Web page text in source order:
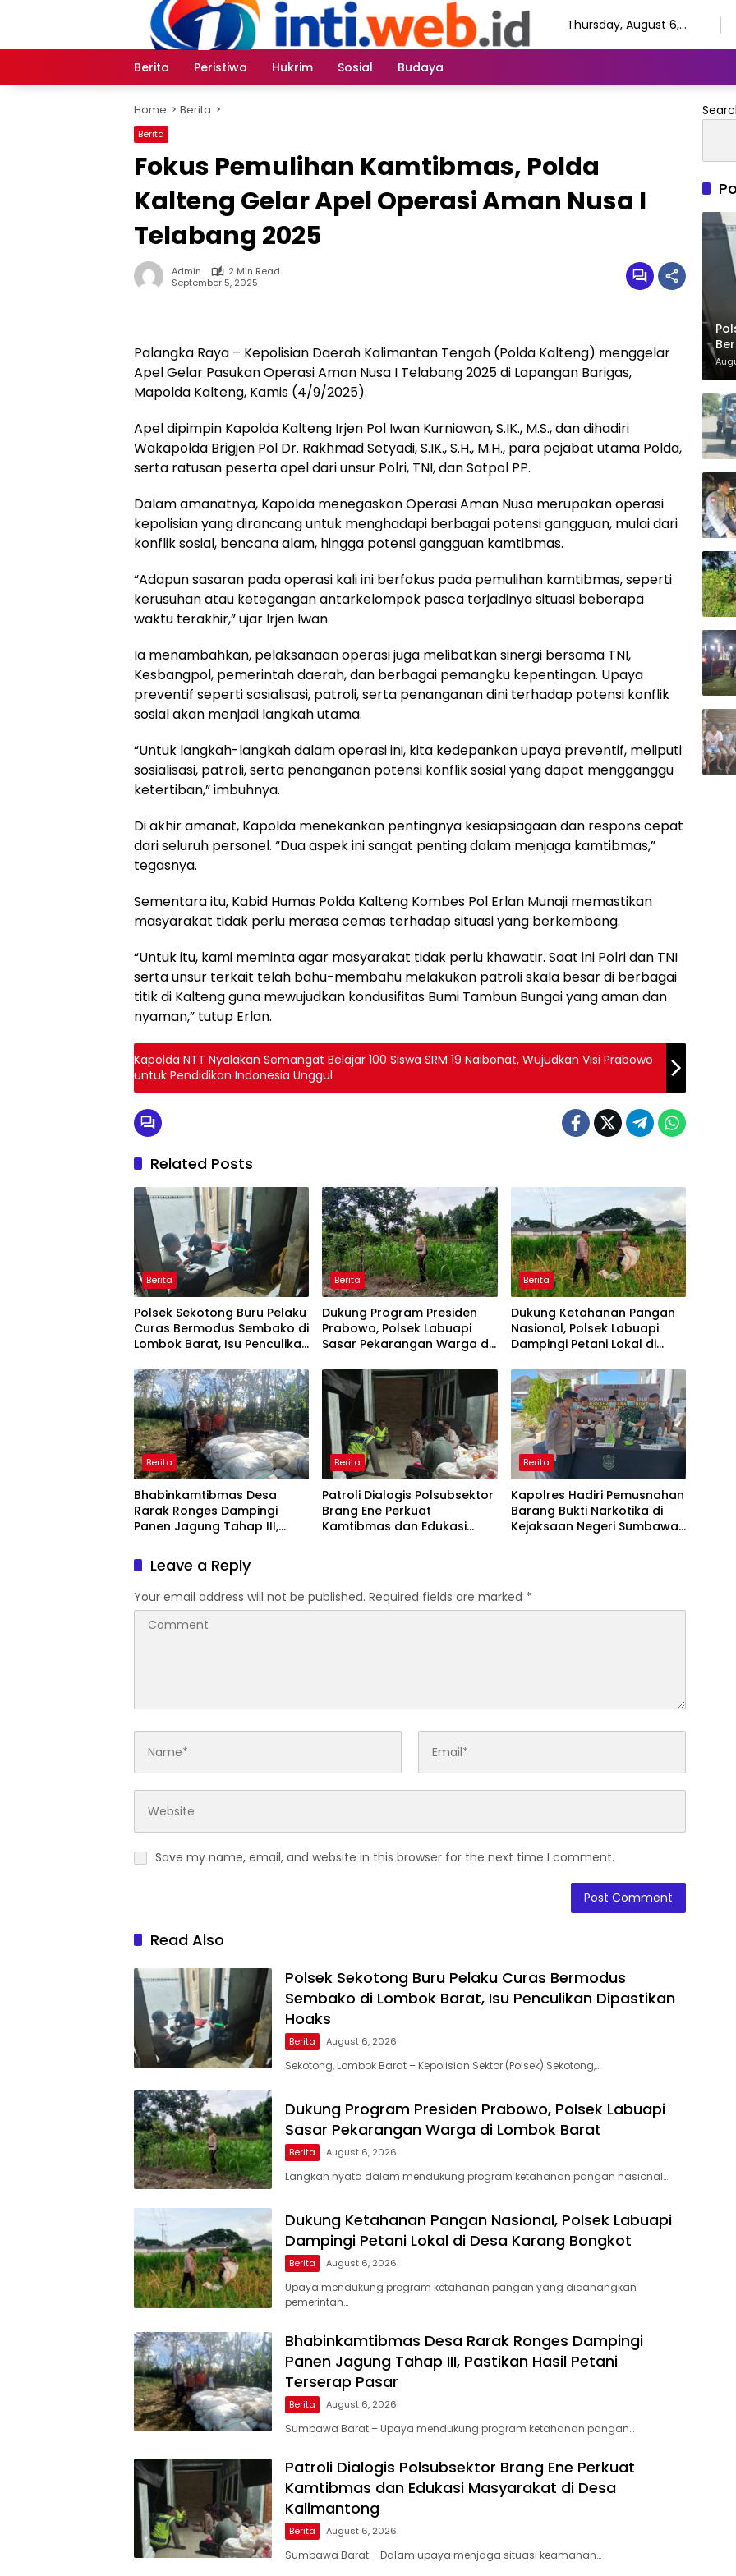
Thursday, August 6,
Berita
Peristiwa Hukrim Sosial Budaya
Home Berita
Berita
Fokus Pemulihan Kamtibmas, Polda
Kalteng Gelar Apel Operasi Aman Nusa I
Telabang 2025
Admin
2 Min Read
September 5, 2025
Palangka Raya – Kepolisian Daerah Kalimantan Tengah (Polda Kalteng) menggelar
Apel Gelar Pasukan Operasi Aman Nusa I Telabang 2025 di Lapangan Barigas,
Mapolda Kalteng, Kamis (4/9/2025).
Apel dipimpin Kapolda Kalteng Irjen Pol Iwan Kurniawan, S.IK., M.S., dan dihadiri
Wakapolda Brigjen Pol Dr. Rakhmad Setyadi, S.IK., S.H., M.H., para pejabat utama Polda,
serta ratusan peserta apel dari unsur Polri, TNI, dan Satpol PP.
Dalam amanatnya, Kapolda menegaskan Operasi Aman Nusa merupakan operasi
kepolisian yang dirancang untuk menghadapi berbagai potensi gangguan, mulai dari
konflik sosial, bencana alam, hingga potensi gangguan kamtibmas.
“Adapun sasaran pada operasi kali ini berfokus pada pemulihan kamtibmas, seperti
kerusuhan atau ketegangan antarkelompok pasca terjadinya situasi beberapa
waktu terakhir,” ujar Irjen Iwan.
Ia menambahkan, pelaksanaan operasi juga melibatkan sinergi bersama TNI,
Kesbangpol, pemerintah daerah, dan berbagai pemangku kepentingan. Upaya
preventif seperti sosialisasi, patroli, serta penanganan dini terhadap potensi konflik
sosial akan menjadi langkah utama.
“Untuk langkah-langkah dalam operasi ini, kita kedepankan upaya preventif, meliputi
sosialisasi, patroli, serta penanganan potensi konflik sosial yang dapat mengganggu
ketertiban,” imbuhnya.
Di akhir amanat, Kapolda menekankan pentingnya kesiapsiagaan dan respons cepat
dari seluruh personel. “Dua aspek ini sangat penting dalam menjaga kamtibmas,”
tegasnya.
Sementara itu, Kabid Humas Polda Kalteng Kombes Pol Erlan Munaji memastikan
masyarakat tidak perlu merasa cemas terhadap situasi yang berkembang.
“Untuk itu, kami meminta agar masyarakat tidak perlu khawatir. Saat ini Polri dan TNI
serta unsur terkait telah bahu-membahu melakukan patroli skala besar di berbagai
titik di Kalteng guna mewujudkan kondusifitas Bumi Tambun Bungai yang aman dan
nyaman,” tutup Erlan.
Kapolda NTT Nyalakan Semangat Belajar 100 Siswa SRM 19 Naibonat, Wujudkan Visi Prabowo
untuk Pendidikan Indonesia Unggul
Related Posts
Berita
Polsek Sekotong Buru Pelaku
Curas Bermodus Sembako di
Lombok Barat, Isu Penculikan
Berita
Dukung Program Presiden
Prabowo, Polsek Labuapi
Sasar Pekarangan Warga di
Berita
Dukung Ketahanan Pangan
Nasional, Polsek Labuapi
Dampingi Petani Lokal di
Berita
Bhabinkamtibmas Desa
Rarak Ronges Dampingi
Panen Jagung Tahap III,
Terserap Pasar
Berita
Patroli Dialogis Polsubsektor
Brang Ene Perkuat
Kamtibmas dan Edukasi
Berita
Kapolres Hadiri Pemusnahan
Barang Bukti Narkotika di
Kejaksaan Negeri Sumbawa
Leave a Reply
Your email address will not be published. Required fields are marked *
Save my name, email, and website in this browser for the next time I comment.
Read Also
Polsek Sekotong Buru Pelaku Curas Bermodus
Sembako di Lombok Barat, Isu Penculikan Dipastikan
Hoaks
Berita August 6, 2026
Sekotong, Lombok Barat – Kepolisian Sektor (Polsek) Sekotong,…
Dukung Program Presiden Prabowo, Polsek Labuapi
Sasar Pekarangan Warga di Lombok Barat
Berita August 6, 2026
Langkah nyata dalam mendukung program ketahanan pangan nasional…
Dukung Ketahanan Pangan Nasional, Polsek Labuapi
Dampingi Petani Lokal di Desa Karang Bongkot
Berita August 6, 2026
Upaya mendukung program ketahanan pangan yang dicanangkan
pemerintah…
Bhabinkamtibmas Desa Rarak Ronges Dampingi
Panen Jagung Tahap III, Pastikan Hasil Petani
Terserap Pasar
Berita August 6, 2026
Sumbawa Barat – Upaya mendukung program ketahanan pangan…
Patroli Dialogis Polsubsektor Brang Ene Perkuat
Kamtibmas dan Edukasi Masyarakat di Desa
Kalimantong
Berita August 6, 2026
Sumbawa Barat – Dalam upaya menjaga situasi keamanan…
Isu